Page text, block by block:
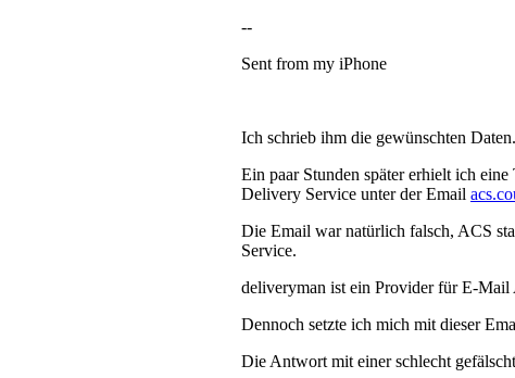
--
Sent from my iPhone
Ich schrieb ihm die gewünschten
Ein paar Stunden später erhielt ich
Delivery Service unter der Email
Die Email war natürlich falsch, ACS
Service.
deliveryman ist ein Provider für E-Mail
Dennoch setzte ich mich mit dieser
Die Antwort mit einer schlecht